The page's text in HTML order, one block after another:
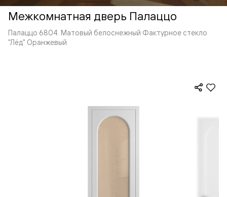
Межкомнатная дверь Палаццо
Палаццо 6804. Матовый белоснежный Фактурное стекло
"Лёд" Оранжевый